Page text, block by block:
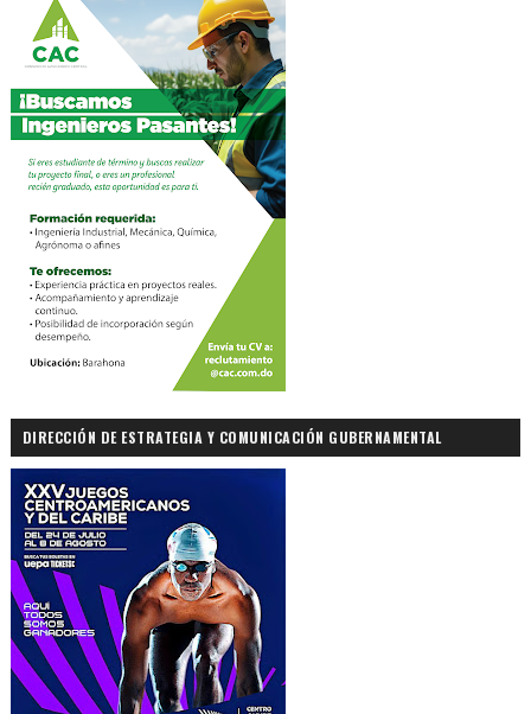
DIRECCIÓN DE ESTRATEGIA Y COMUNICACIÓN GUBERNAMENTAL